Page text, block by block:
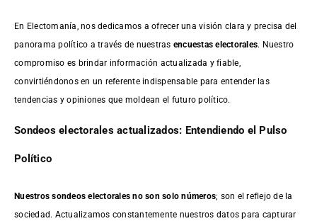
En Electomanía, nos dedicamos a ofrecer una visión clara y precisa del
panorama político a través de nuestras encuestas electorales. Nuestro
compromiso es brindar información actualizada y fiable,
convirtiéndonos en un referente indispensable para entender las
tendencias y opiniones que moldean el futuro político.
Sondeos electorales actualizados: Entendiendo el Pulso
Político
Nuestros sondeos electorales no son solo números; son el reflejo de la
sociedad. Actualizamos constantemente nuestros datos para capturar